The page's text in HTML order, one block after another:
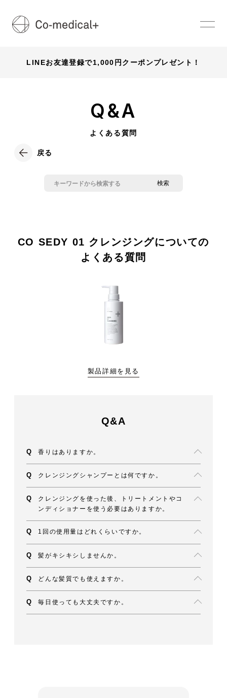
LINEお友達登録で1,000円クーポンプレゼント！
Q&A
よくある質問
戻る
CO SEDY 01 クレンジングについての
よくある質問
製品詳細を見る
Q&A
香りはありますか。
クレンジングシャンプーとは何ですか。
クレンジングを使った後、トリートメントやコ
ンディショナーを使う必要はありますか。
1回の使用量はどれくらいですか。
髪がキシキシしませんか。
どんな髪質でも使えますか。
毎日使っても大丈夫ですか。